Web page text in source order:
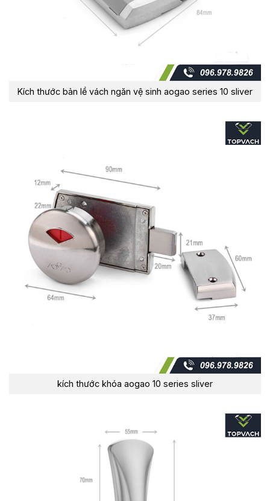
Kích thước bản lề vách ngăn vệ sinh aogao series 10 sliver
kích thước khóa aogao 10 series sliver